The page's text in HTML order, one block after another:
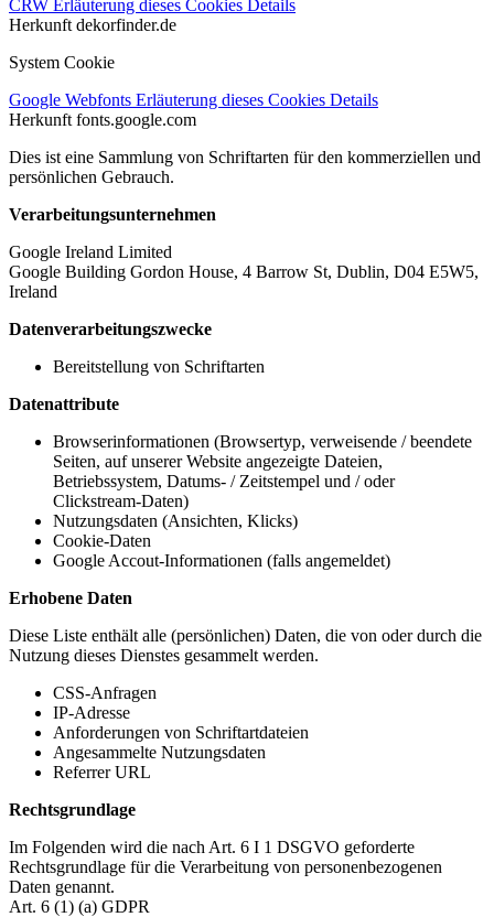
CRW Erläuterung dieses Cookies
Details
Herkunft dekorfinder.de
System Cookie
Google Webfonts Erläuterung dieses Cookies Details
Herkunft fonts.google.com
Dies ist eine Sammlung von Schriftarten für den kommerziellen und
persönlichen Gebrauch.
Verarbeitungsunternehmen
Google Ireland Limited
Google Building Gordon House, 4 Barrow St, Dublin, D04 E5W5,
Ireland
Datenverarbeitungszwecke
Bereitstellung von Schriftarten
Datenattribute
Browserinformationen (Browsertyp, verweisende / beendete
Seiten, auf unserer Website angezeigte Dateien,
Betriebssystem, Datums- / Zeitstempel und / oder
Clickstream-Daten)
Nutzungsdaten (Ansichten, Klicks)
Cookie-Daten
Google Accout-Informationen (falls angemeldet)
Erhobene Daten
Diese Liste enthält alle (persönlichen) Daten, die von oder durch die
Nutzung dieses Dienstes gesammelt werden.
CSS-Anfragen
IP-Adresse
Anforderungen von Schriftartdateien
Angesammelte Nutzungsdaten
Referrer URL
Rechtsgrundlage
Im Folgenden wird die nach Art. 6 I 1 DSGVO geforderte
Rechtsgrundlage für die Verarbeitung von personenbezogenen
Daten genannt.
Art. 6 (1) (a) GDPR